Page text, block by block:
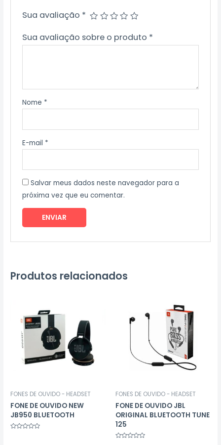
Sua avaliação *
Sua avaliação sobre o produto *
Nome *
E-mail *
Salvar meus dados neste navegador para a
próxima vez que eu comentar.
Produtos relacionados
FONES DE OUVIDO - HEADSET
FONE DE OUVIDO NEW
JB950 BLUETOOTH
FONES DE OUVIDO - HEADSET
FONE DE OUVIDO JBL
ORIGINAL BLUETOOTH TUNE
125